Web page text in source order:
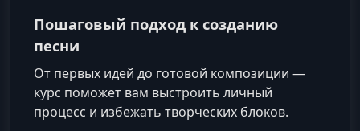
Пошаговый подход к созданию
песни
От первых идей до готовой композиции —
курс поможет вам выстроить личный
процесс и избежать творческих блоков.